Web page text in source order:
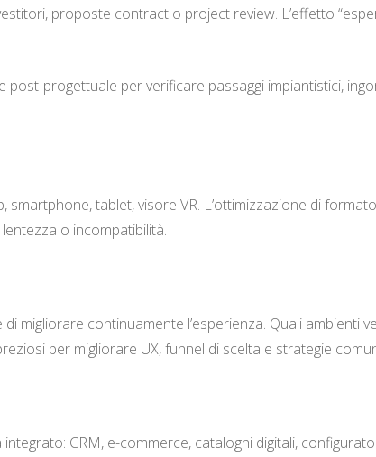
proposte contract o project review. L’effetto
progettuale per verificare passaggi impiantistici,
tablet, visore VR. L’ottimizzazione di
o incompatibilità.
migliorare continuamente l’esperienza. Quali ambienti
per migliorare UX, funnel di scelta e strategie
CRM, e-commerce, cataloghi digitali,